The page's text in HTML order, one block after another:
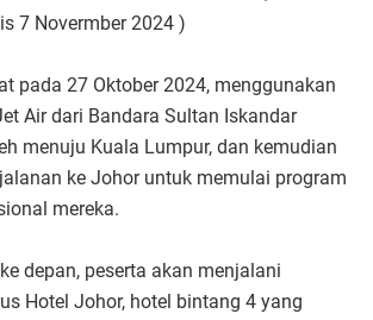
7 Novermber 2024 )
pada 27 Oktober 2024, menggunakan
Air dari Bandara Sultan Iskandar
menuju Kuala Lumpur, dan kemudian
ke Johor untuk memulai program
mereka.
depan, peserta akan menjalani
Hotel Johor, hotel bintang 4 yang